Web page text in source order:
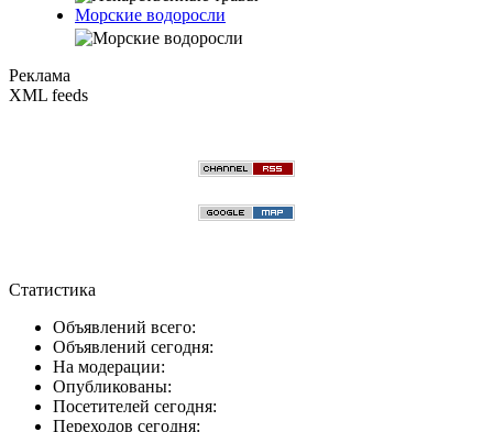
Морские водоросли
Реклама
XML feeds
Статистика
Объявлений всего:
Объявлений сегодня:
На модерации:
Опубликованы:
Посетителей сегодня:
Переходов сегодня: